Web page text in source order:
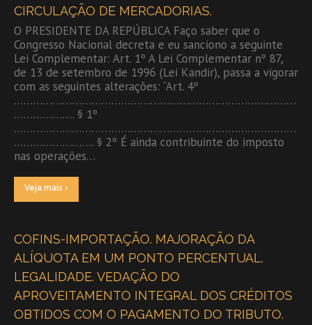
CIRCULAÇÃO DE MERCADORIAS.
O PRESIDENTE DA REPÚBLICA Faço saber que o
Congresso Nacional decreta e eu sanciono a seguinte
Lei Complementar: Art. 1º A Lei Complementar nº 87,
de 13 de setembro de 1996 (Lei Kandir), passa a vigorar
com as seguintes alterações: “Art. 4º
……………………………………………………………………………
………………. § 1º
……………………………………………………………………………
……………………. § 2º É ainda contribuinte do imposto
nas operações…
Veja mais ›
COFINS-IMPORTAÇÃO. MAJORAÇÃO DA
ALÍQUOTA EM UM PONTO PERCENTUAL.
LEGALIDADE. VEDAÇÃO DO
APROVEITAMENTO INTEGRAL DOS CRÉDITOS
OBTIDOS COM O PAGAMENTO DO TRIBUTO.